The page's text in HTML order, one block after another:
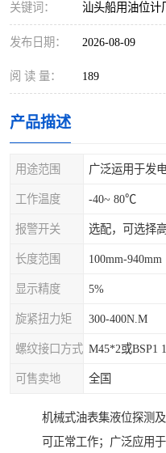
关键词： 汕头船用油位计
发布日期： 2026-08-09
阅 读 量： 189
产品描述
用途范围
工作温度 -40~ 80℃
报警开关
长度范围 100mm-940mm
显示精度 5%
旋紧扭力矩 300-400N.M
螺纹接口方式 M45*2或BSP1
可售卖地 全国
机械式油表集液位探测
可正常工作；广泛应用